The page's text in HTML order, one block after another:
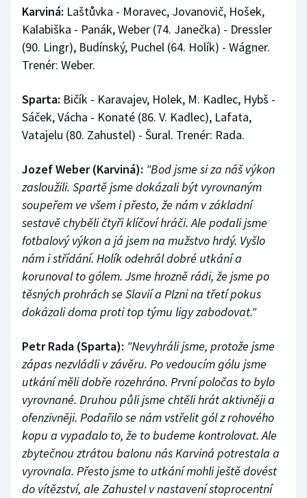
Karviná: Laštůvka - Moravec, Jovanovič, Hošek,
Kalabiška - Panák, Weber (74. Janečka) - Dressler
(90. Lingr), Budínský, Puchel (64. Holík) - Wágner.
Trenér: Weber.
Sparta: Bičík - Karavajev, Holek, M. Kadlec, Hybš -
Sáček, Vácha - Konaté (86. V. Kadlec), Lafata,
Vatajelu (80. Zahustel) - Šural. Trenér: Rada.
Jozef Weber (Karviná): "Bod jsme si za náš výkon
zasloužili. Spartě jsme dokázali být vyrovnaným
soupeřem ve všem i přesto, že nám v základní
sestavě chyběli čtyři klíčoví hráči. Ale podali jsme
fotbalový výkon a já jsem na mužstvo hrdý. Vyšlo
nám i střídání. Holík odehrál dobré utkání a
korunoval to gólem. Jsme hrozně rádi, že jsme po
těsných prohrách se Slavií a Plzni na třetí pokus
dokázali doma proti top týmu ligy zabodovat."
Petr Rada (Sparta): "Nevyhráli jsme, protože jsme
zápas nezvládli v závěru. Po vedoucím gólu jsme
utkání měli dobře rozehráno. První poločas to bylo
vyrovnané. Druhou půli jsme chtěli hrát aktivněji a
ofenzivněji. Podařilo se nám vstřelit gól z rohového
kopu a vypadalo to, že to budeme kontrolovat. Ale
zbytečnou ztrátou balonu nás Karviná potrestala a
vyrovnala. Přesto jsme to utkání mohli ještě dovést
do vítězství, ale Zahustel v nastavení stoprocentní